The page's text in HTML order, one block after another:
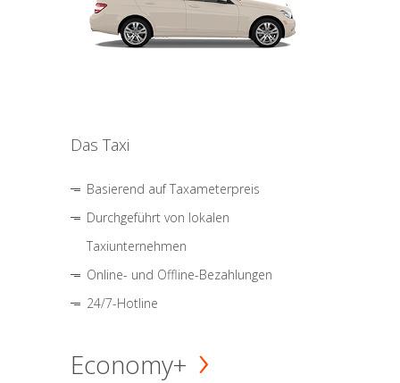
Das Taxi
Basierend auf Taxameterpreis
Durchgeführt von lokalen
Taxiunternehmen
Online- und Offline-Bezahlungen
24/7-Hotline
Economy+